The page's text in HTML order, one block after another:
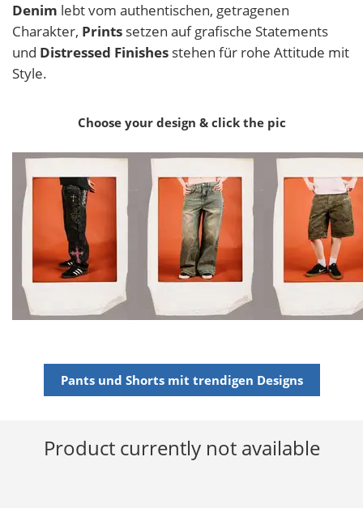
Denim lebt vom authentischen, getragenen
Charakter, Prints setzen auf grafische Statements
und Distressed Finishes stehen für rohe Attitude mit
Style.
Choose your design & click the pic
Pants und Shorts mit trendigen Designs
Product currently not available